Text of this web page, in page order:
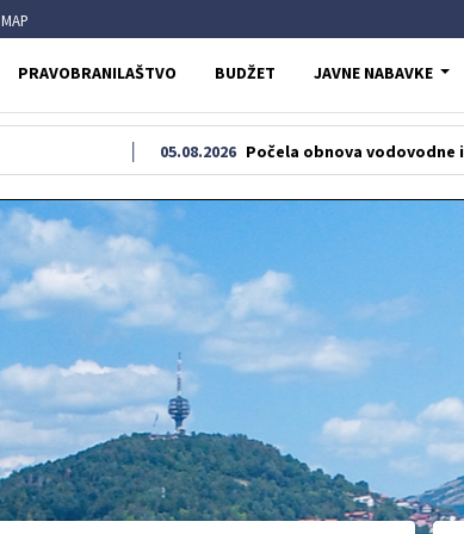
MAP
PRAVOBRANILAŠTVO BUDŽET JAVNE NABAVKE
Počela obnova vodovodne i